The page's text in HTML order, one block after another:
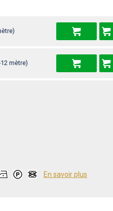
mètre)
En savoir plus